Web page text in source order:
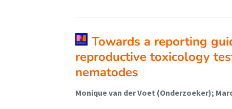
Towards a reporting
reproductive toxicology
nematodes